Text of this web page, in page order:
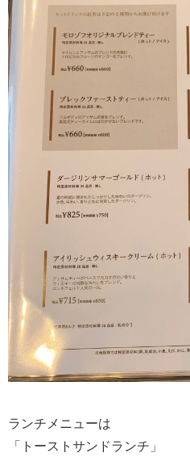
ランチメニューは
「トーストサンドランチ」